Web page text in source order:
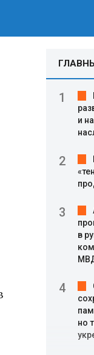
и
в
но